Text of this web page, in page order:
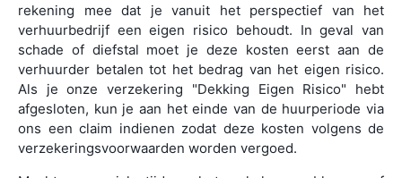
rekening mee dat je vanuit het perspectief van het
verhuurbedrijf een eigen risico behoudt. In geval van
schade of diefstal moet je deze kosten eerst aan de
verhuurder betalen tot het bedrag van het eigen risico.
Als je onze verzekering "Dekking Eigen Risico" hebt
afgesloten, kun je aan het einde van de huurperiode via
ons een claim indienen zodat deze kosten volgens de
verzekeringsvoorwaarden worden vergoed.